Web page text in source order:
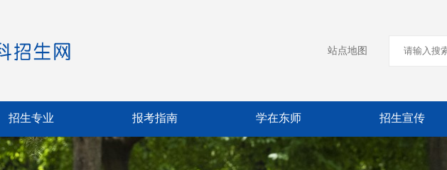
站点地图
招生专业 报考指南 学在东师 招生宣传